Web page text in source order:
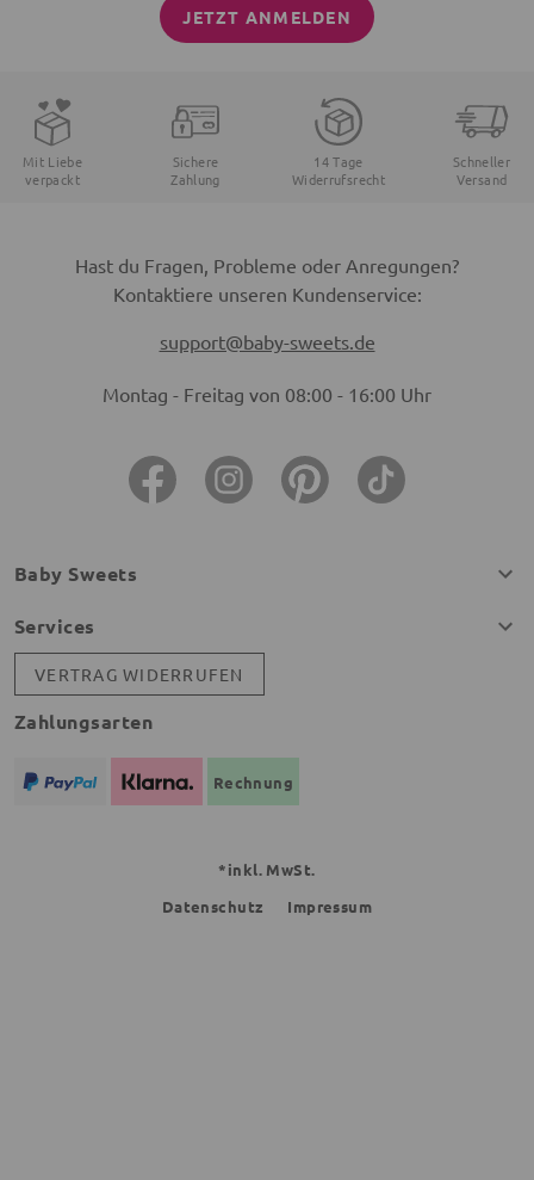
JETZT ANMELDEN
Mit Liebe
verpackt
Sichere
Zahlung
14 Tage
Widerrufsrecht
Schneller
Versand
Hast du Fragen, Probleme oder Anregungen?
Kontaktiere unseren Kundenservice:
support@baby-sweets.de
Montag - Freitag von 08:00 - 16:00 Uhr
Baby Sweets
Services
VERTRAG WIDERRUFEN
Zahlungsarten
Rechnung
*inkl. MwSt.
Datenschutz
Impressum